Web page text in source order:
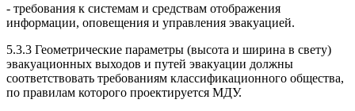
- требования к системам и средствам отображения
информации, оповещения и управления эвакуацией.
5.3.3 Геометрические параметры (высота и ширина в свету)
эвакуационных выходов и путей эвакуации должны
соответствовать требованиям классификационного общества,
по правилам которого проектируется МДУ.